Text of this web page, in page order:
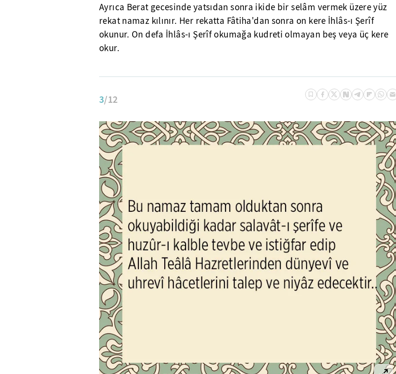
Ayrıca Berat gecesinde yatsıdan sonra ikide bir selâm vermek üzere yüz
rekat namaz kılınır. Her rekatta Fâtiha'dan sonra on kere İhlâs-ı Şerîf
okunur. On defa İhlâs-ı Şerîf okumağa kudreti olmayan beş veya üç kere
okur.
3/12